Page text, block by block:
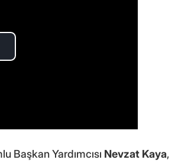
Başkan Yardımcısı Nevzat Kaya,